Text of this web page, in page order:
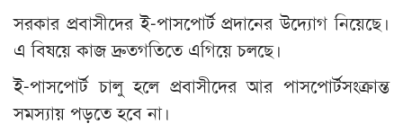
সরকার প্রবাসীদের ই-পাসপোর্ট প্রদানের উদ্যোগ নিয়েছে।
এ বিষয়ে কাজ দ্রুতগতিতে এগিয়ে চলছে।
ই-পাসপোর্ট চালু হলে প্রবাসীদের আর পাসপোর্টসংক্রান্ত
সমস্যায় পড়তে হবে না।